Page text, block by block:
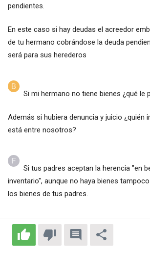
pendientes.
En este caso si hay deudas el acreedor
de tu hermano cobrándose la deuda
será para sus herederos
Si mi hermano no tiene bienes ¿qué le
Además si hubiera denuncia y juicio ¿quién
está entre nosotros?
Si tus padres aceptan la herencia "en
inventario", aunque no haya bienes
los bienes de tus padres.